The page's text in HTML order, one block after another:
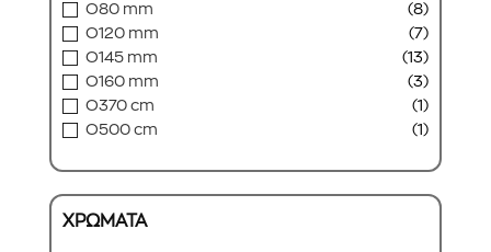
O80 mm
(8)
O120 mm
(7)
O145 mm
(13)
O160 mm
(3)
O370 cm
(1)
O500 cm
(1)
ΧΡΩΜΑΤΑ